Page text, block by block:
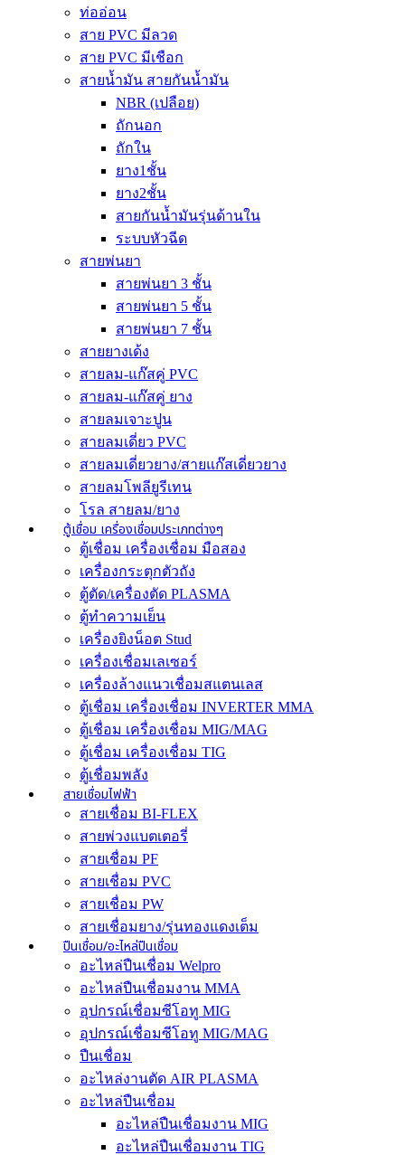
ท่ออ่อน
สาย PVC มีลวด
สาย PVC มีเชือก
สายน้ำมัน สายกันน้ำมัน
NBR (เปลือย)
ถักนอก
ถักใน
ยาง1ชั้น
ยาง2ชั้น
สายกันน้ำมันรุ่นด้านใน
ระบบหัวฉีด
สายพ่นยา
สายพ่นยา 3 ชั้น
สายพ่นยา 5 ชั้น
สายพ่นยา 7 ชั้น
สายยางเด้ง
สายลม-แก๊สคู่ PVC
สายลม-แก๊สคู่ ยาง
สายลมเจาะปูน
สายลมเดี่ยว PVC
สายลมเดี่ยวยาง/สายแก๊สเดี่ยวยาง
สายลมโพลียูรีเทน
โรล สายลม/ยาง
ตู้เชื่อม เครื่องเชื่อมประเภทต่างๆ
ตู้เชื่อม เครื่องเชื่อม มือสอง
เครื่องกระตุกตัวถัง
ตู้ตัด/เครื่องตัด PLASMA
ตู้ทำความเย็น
เครื่องยิงน็อต Stud
เครื่องเชื่อมเลเซอร์
เครื่องล้างแนวเชื่อมสแตนเลส
ตู้เชื่อม เครื่องเชื่อม INVERTER MMA
ตู้เชื่อม เครื่องเชื่อม MIG/MAG
ตู้เชื่อม เครื่องเชื่อม TIG
ตู้เชื่อมพลัง
สายเชื่อมไฟฟ้า
สายเชื่อม BI-FLEX
สายพ่วงแบตเตอรี่
สายเชื่อม PF
สายเชื่อม PVC
สายเชื่อม PW
สายเชื่อมยาง/รุ่นทองแดงเต็ม
ปืนเชื่อม/อะไหล่ปืนเชื่อม
อะไหล่ปืนเชื่อม Welpro
อะไหล่ปืนเชื่อมงาน MMA
อุปกรณ์เชื่อมซีโอทู MIG
อุปกรณ์เชื่อมซีโอทู MIG/MAG
ปืนเชื่อม
อะไหล่งานตัด AIR PLASMA
อะไหล่ปืนเชื่อม
อะไหล่ปืนเชื่อมงาน MIG
อะไหล่ปืนเชื่อมงาน TIG